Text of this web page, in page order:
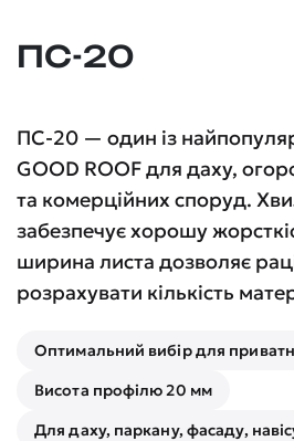
ПС-20
ПС-20 — один із
GOOD ROOF для даху,
та комерційних споруд.
забезпечує хорошу
ширина листа дозволяє
розрахувати кількість
Оптимальний вибір для
Висота профілю 20 мм
Для даху, паркану, фасаду,